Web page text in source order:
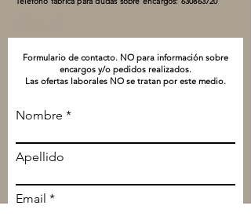
Formulario de contacto. NO para información sobre
encargos y/o pedidos realizados.
Las ofertas laborales NO se tratan por este medio.
Nombre
Apellido
Email